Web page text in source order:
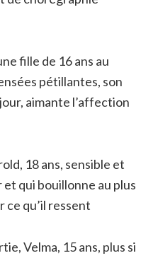
fille de 16 ans au
pétillantes, son
aimante l’affection
18 ans, sensible et
qui bouillonne au plus
qu’il ressent
Velma, 15 ans, plus si